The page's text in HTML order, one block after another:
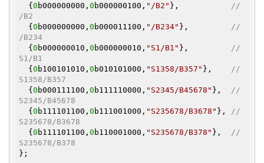
  {
0 b000000000, 0 b000000100, "/B2" },
//
/B2
  {
0 b000000000, 0 b000011100, "/B234" },
//
/B234
  {
0 b000000010, 0 b000000010, "S1/B1" },
//
S1/B1
  {
0 b100101010, 0 b010101000, "S1358/B357" },
//
S1358/B357
  {
0 b000111100, 0 b111110000, "S2345/B45678" },
//
S2345/B45678
  {
0 b111101100, 0 b111001000, "S235678/B3678" },
//
S235678/B3678
  {
0 b111101100, 0 b110001000, "S235678/B378" },
//
S235678/B378
};